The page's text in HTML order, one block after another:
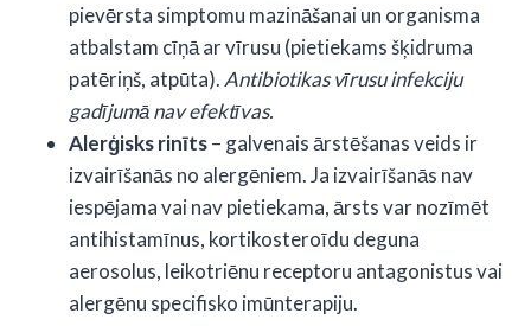
pievērsta simptomu mazināšanai un organisma
atbalstam cīņā ar vīrusu (pietiekams šķidruma
patēriņš, atpūta). Antibiotikas vīrusu infekciju
gadījumā nav efektīvas.
Alerģisks rinīts– galvenais ārstēšanas veids ir
izvairīšanās no alergēniem. Ja izvairīšanās nav
iespējama vai nav pietiekama, ārsts var nozīmēt
antihistamīnus, kortikosteroīdu deguna
aerosolus, leikotriēnu receptoru antagonistus vai
alergēnu specifisko imūnterapiju.